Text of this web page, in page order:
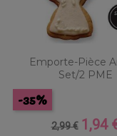
Emporte-Pièce
Set/2 PME
Prix
2,99 €
-35%
Prix
1,94